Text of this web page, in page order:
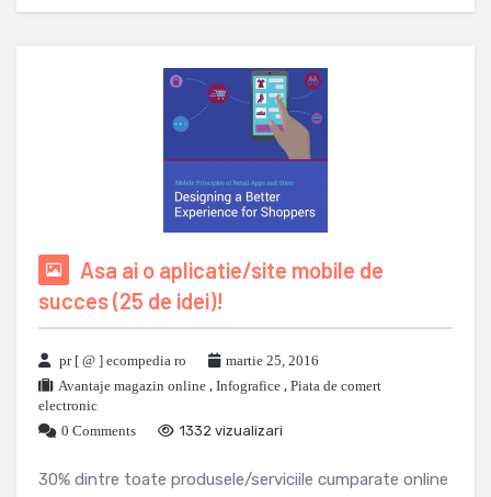
Asa ai o aplicatie/site mobile de
succes (25 de idei)!
pr [ @ ] ecompedia ro
martie 25, 2016
Avantaje magazin online , Infografice , Piata de comert
electronic
0 Comments
1332 vizualizari
30% dintre toate produsele/serviciile cumparate online